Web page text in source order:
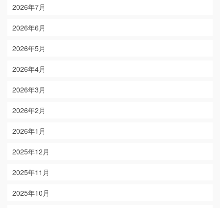
2026年7月
2026年6月
2026年5月
2026年4月
2026年3月
2026年2月
2026年1月
2025年12月
2025年11月
2025年10月